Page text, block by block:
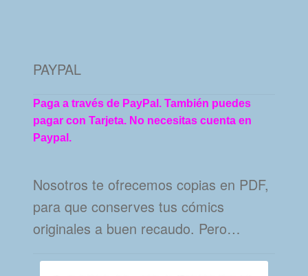
PAYPAL
Paga a través de PayPal. También puedes
pagar con Tarjeta. No necesitas cuenta en
Paypal.
Nosotros te ofrecemos copias en PDF,
para que conserves tus cómics
originales a buen recaudo. Pero…